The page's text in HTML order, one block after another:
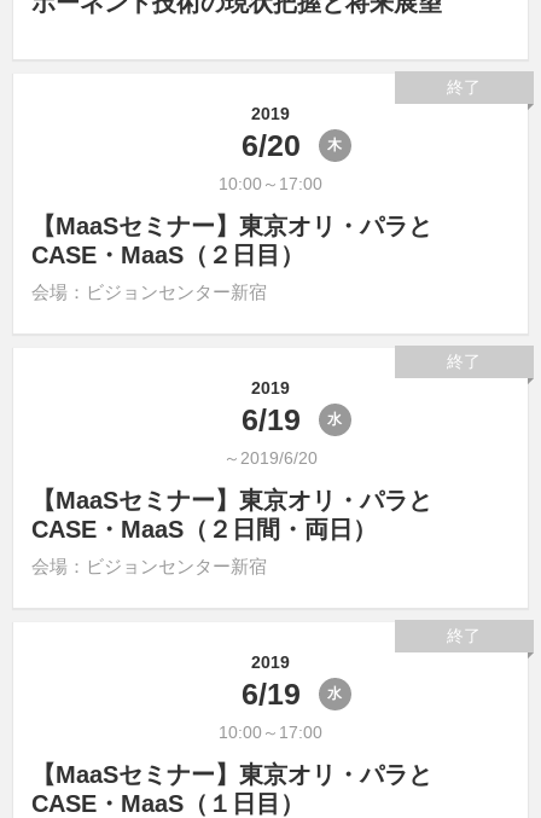
2019
6/20 木
10:00～17:00
【MaaSセミナー】東京オリ・パラと
CASE・MaaS（２日目）
会場：ビジョンセンター新宿
終了
2019
6/19 水
～2019/6/20
【MaaSセミナー】東京オリ・パラと
CASE・MaaS（２日間・両日）
会場：ビジョンセンター新宿
終了
2019
6/19 水
10:00～17:00
【MaaSセミナー】東京オリ・パラと
CASE・MaaS（１日目）
終了